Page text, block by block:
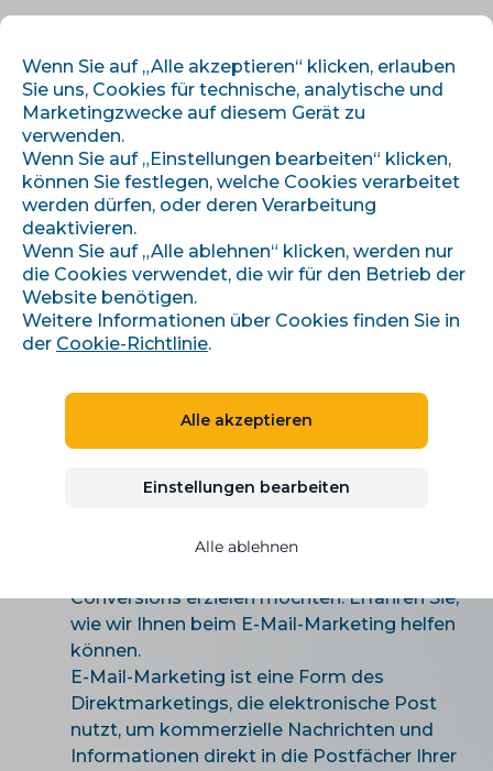
Dienstleistungen - Marketing-Management
E-MAIL-MARKETING
Was ist E-Mail-Marketing und
warum ist es wichtig?
E-Mail-Marketing ist das ideale Instrument,
oder Ihres Onlineshops optimieren, die
Conversions erzielen möchten. Erfahren Sie,
wie wir Ihnen beim E-Mail-Marketing helfen
können.
E-Mail-Marketing ist eine Form des
Direktmarketings, die elektronische Post
nutzt, um kommerzielle Nachrichten und
Informationen direkt in die Postfächer Ihrer
Wenn Sie auf „Alle akzeptieren“ klicken, erlauben
Sie uns, Cookies für technische, analytische und
Marketingzwecke auf diesem Gerät zu
verwenden.
Wenn Sie auf „Einstellungen bearbeiten“ klicken,
können Sie festlegen, welche Cookies verarbeitet
werden dürfen, oder deren Verarbeitung
deaktivieren.
Wenn Sie auf „Alle ablehnen“ klicken, werden nur
die Cookies verwendet, die wir für den Betrieb der
Website benötigen.
Weitere Informationen über Cookies finden Sie in
der Cookie-Richtlinie.
Alle akzeptieren
Einstellungen bearbeiten
Alle ablehnen